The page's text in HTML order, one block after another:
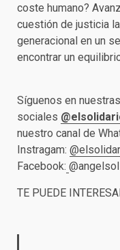
coste humano?
cuestión de justicia
generacional en un
encontrar un
Síguenos en
sociales
nuestro canal de
Instragam:
Facebook:
TE PUEDE